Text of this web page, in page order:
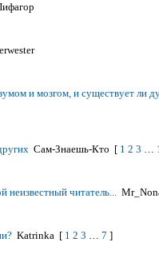
и мозгом, и существует ли
Сам-Знаешь-Кто [ 1 2 3 …
неизвестный читатель...
Katrinka [ 1 2 3 … 7 ]